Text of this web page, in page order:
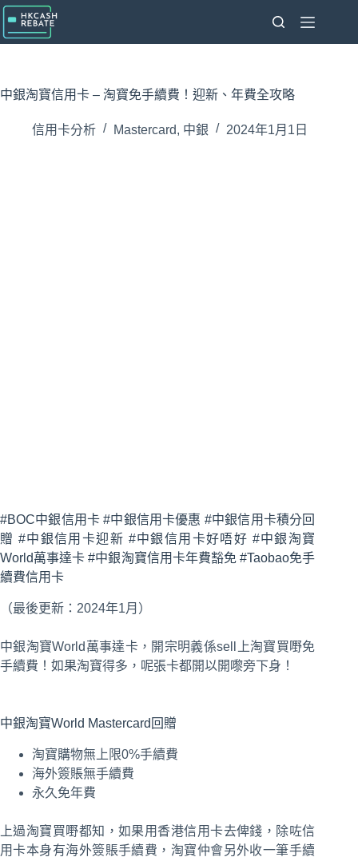
跳
至
主
內
中銀淘寶信用卡 – 淘寶免手續費！迎新、年費全攻略
信用卡分析 Mastercard, 中銀 2024年1月1日
#BOC中銀信用卡 #中銀信用卡優惠 #中銀信用卡積分回
贈 #中銀信用卡迎新 #中銀信用卡好唔好 #中銀淘寶
World萬事達卡 #中銀淘寶信用卡年費豁免 #Taobao免手
續費信用卡
（最後更新：2024年1月）
中銀淘寶World萬事達卡，開宗明義係sell上淘寶買嘢免
手續費！如果淘寶得多，呢張卡都開以開嚟旁下身！
中銀淘寶World Mastercard回贈
淘寶購物無上限0%手續費
海外簽賬無手續費
永久免年費
上過淘寶買嘢都知，如果用香港信用卡去俾錢，除咗信
用卡本身有海外簽賬手續費，淘寶仲會另外收一筆手續